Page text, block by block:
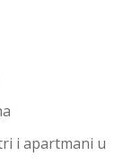
i apartmani u